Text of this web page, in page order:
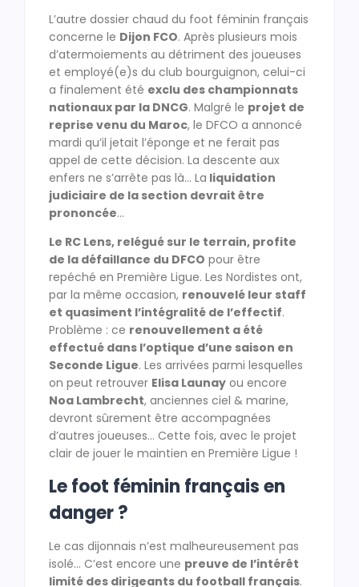
L’autre dossier chaud du foot féminin français
concerne le Dijon FCO. Après plusieurs mois
d’atermoiements au détriment des joueuses
et employé(e)s du club bourguignon, celui-ci
a finalement été exclu des championnats
nationaux par la DNCG. Malgré le projet de
reprise venu du Maroc, le DFCO a annoncé
mardi qu’il jetait l’éponge et ne ferait pas
appel de cette décision. La descente aux
enfers ne s’arrête pas là… La liquidation
judiciaire de la section devrait être
prononcée…
Le RC Lens, relégué sur le terrain, profite
de la défaillance du DFCO pour être
repéché en Première Ligue. Les Nordistes ont,
par la même occasion, renouvelé leur staff
et quasiment l’intégralité de l’effectif.
Problème : ce renouvellement a été
effectué dans l’optique d’une saison en
Seconde Ligue. Les arrivées parmi lesquelles
on peut retrouver Elisa Launay ou encore
Noa Lambrecht, anciennes ciel & marine,
devront sûrement être accompagnées
d’autres joueuses… Cette fois, avec le projet
clair de jouer le maintien en Première Ligue !
Le foot féminin français en
danger ?
Le cas dijonnais n’est malheureusement pas
isolé… C’est encore une preuve de l’intérêt
limité des dirigeants du football français.